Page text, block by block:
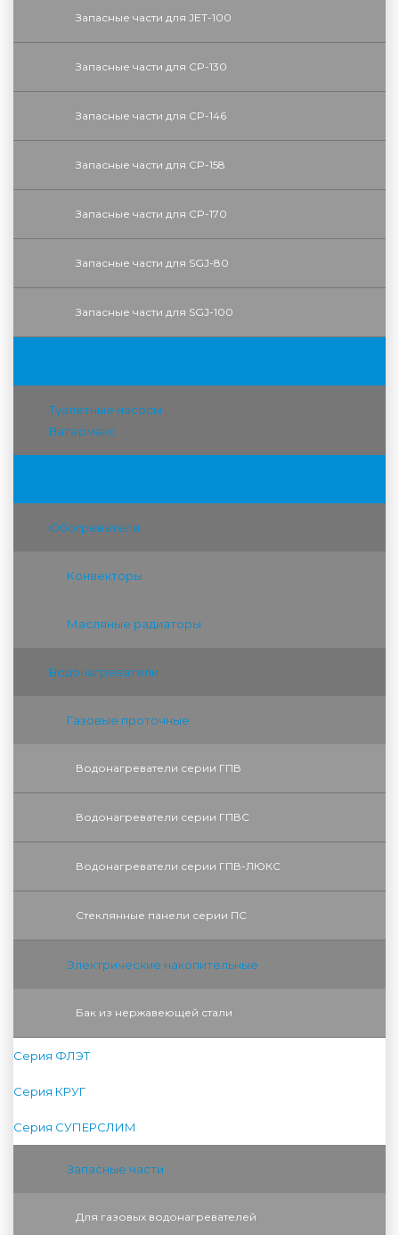
Запасные части для JET-100
Запасные части для CP-130
Запасные части для CP-146
Запасные части для CP-158
Запасные части для CP-170
Запасные части для SGJ-80
Запасные части для SGJ-100
Туалетные насосы
Ватермакс
Обогреватели
Конвекторы
Масляные радиаторы
Водонагреватели
Газовые проточные
Водонагреватели серии ГПВ
Водонагреватели серии ГПВС
Водонагреватели серии ГПВ-ЛЮКС
Стеклянные панели серии ПС
Электрические накопительные
Бак из нержавеющей стали
Серия ФЛЭТ
Серия КРУГ
Серия СУПЕРСЛИМ
Запасные части
Для газовых водонагревателей